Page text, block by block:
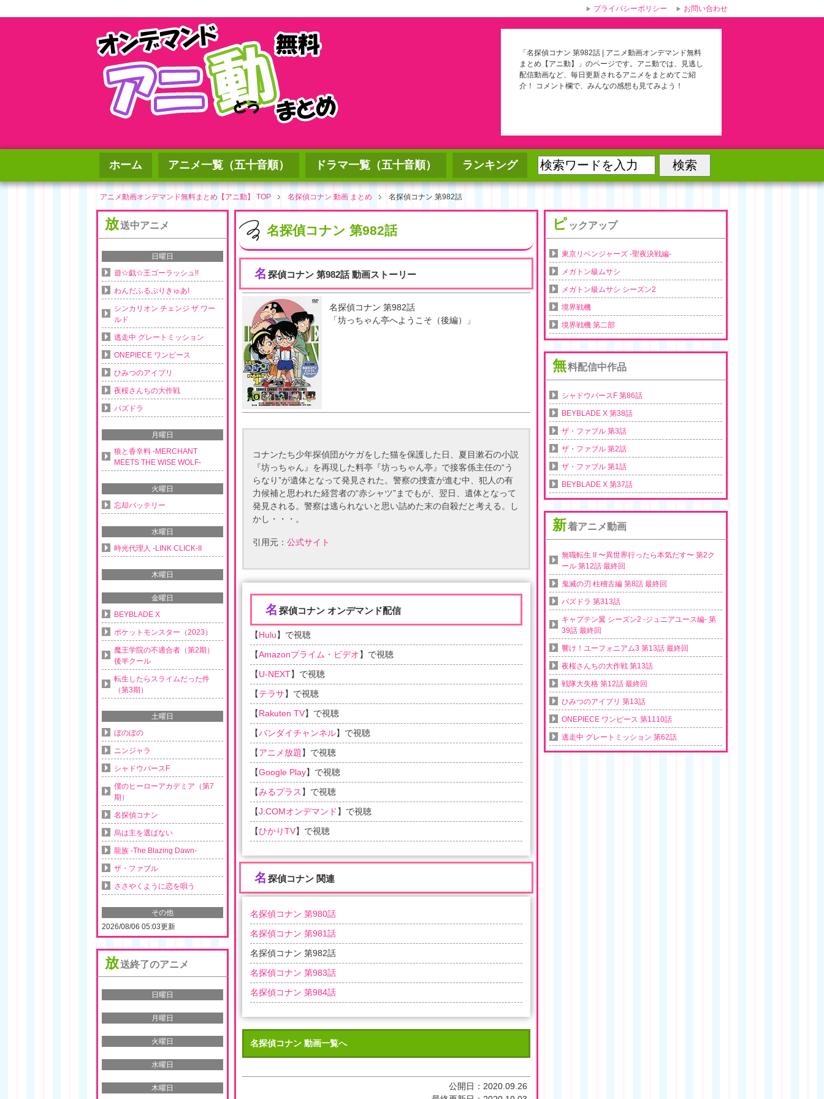
「名探偵コナン 第982話 | アニメ動画オンデマンド無料
まとめ【アニ動】」のページです。アニ動では、見逃し
配信動画など、毎日更新されるアニメをまとめてご紹
介！ コメント欄で、みんなの感想も見てみよう！
ホーム アニメ一覧（五十音順） ドラマ一覧（五十音順） ランキング
アニメ動画オンデマンド無料まとめ【アニ動】 TOP 名探偵コナン 動画 まとめ 名探偵コナン 第982話
名探偵コナン 第982話
名 探偵コナン 第982話 動画ストーリー
名探偵コナン 第982話
「坊っちゃん亭へようこそ（後編） 」
コナンたち少年探偵団がケガをした猫を保護した日、夏目漱石の小説
『坊っちゃん』を再現した料亭『坊っちゃん亭』で接客係主任の“う
らなり”が遺体となって発見された。警察の捜査が進む中、犯人の有
力候補と思われた経営者の“赤シャツ”までもが、翌日、遺体となって
発見される。警察は逃られないと思い詰めた末の自殺だと考える。し
かし・・・。
引用元： 公式サイト
名 探偵コナン オンデマンド配信
【Hulu】で視聴
【Amazonプライム・ビデオ】で視聴
【U-NEXT】で視聴
【テラサ】で視聴
【Rakuten TV】で視聴
【バンダイチャンネル】で視聴
【アニメ放題】で視聴
【Google Play】で視聴
【みるプラス 】で視聴
【J:COMオンデマンド 】で視聴
【ひかりTV】で視聴
名 探偵コナン 関連
名探偵コナン 第980話
名探偵コナン 第981話
名探偵コナン 第982話
名探偵コナン 第983話
名探偵コナン 第984話
名探偵コナン 動画一覧へ
公開日： 2020.09.26
放送中アニメ
日曜日
遊☆戯☆王ゴーラッシュ!!
わんだふるぷりきゅあ!
シンカリオン チェンジ ザ ワー
ルド
逃走中 グレートミッション
ONEPIECE ワンピース
ひみつのアイプリ
夜桜さんちの大作戦
パズドラ
月曜日
狼と香辛料 -MERCHANT
MEETS THE WISE WOLF-
火曜日
忘却バッテリー
水曜日
時光代理人 -LINK CLICK-II
木曜日
金曜日
BEYBLADE X
ポケットモンスター（2023）
魔王学院の不適合者（第2期）
後半クール
転生したらスライムだった件
（第3期）
土曜日
ぼのぼの
ニンジャラ
シャドウバースF
僕のヒーローアカデミア（第7
期）
名探偵コナン
烏は主を選ばない
龍族 -The Blazing Dawn-
ザ・ファブル
ささやくように恋を唄う
その他
2026/08/06 05:03更新
放送終了のアニメ
日曜日
月曜日
火曜日
水曜日
木曜日
ピ ックアップ
東京リベンジャーズ -聖夜決戦編-
メガトン級ムサシ
メガトン級ムサシ シーズン2
境界戦機
境界戦機 第二部
無料配信中作品
シャドウバースF 第86話
BEYBLADE X 第38話
ザ・ファブル 第3話
ザ・ファブル 第2話
ザ・ファブル 第1話
BEYBLADE X 第37話
新着アニメ動画
無職転生 II 〜異世界行ったら本気だす〜 第2ク
ール 第12話 最終回
鬼滅の刃 柱稽古編 第8話 最終回
パズドラ 第313話
キャプテン翼 シーズン2 -ジュニアユース編- 第
39話 最終回
響け！ユーフォニアム3 第13話 最終回
夜桜さんちの大作戦 第13話
戦隊大失格 第12話 最終回
ひみつのアイプリ 第13話
ONEPIECE ワンピース 第1110話
逃走中 グレートミッション 第62話
プライバシーポリシー お問い合わせ